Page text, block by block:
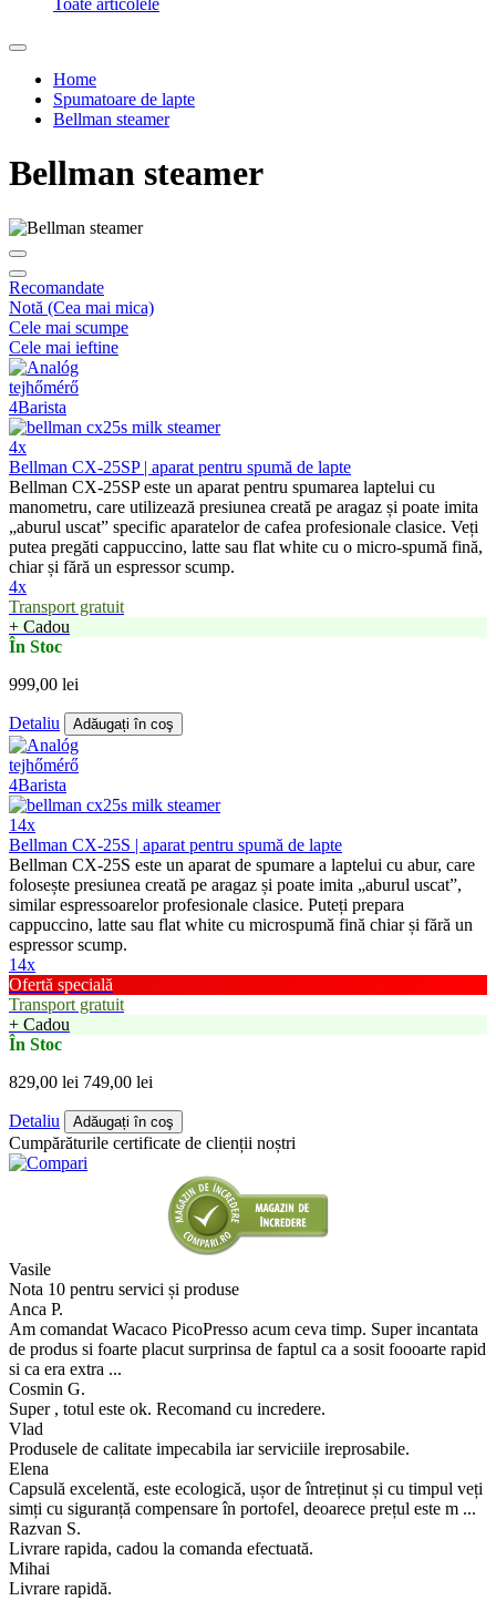
Toate articolele
Home
Spumatoare de lapte
Bellman steamer
Bellman steamer
Recomandate
Notă (Cea mai mica)
Cele mai scumpe
Cele mai ieftine
4x
Bellman CX-25SP | aparat pentru spumă de lapte
Bellman CX-25SP este un aparat pentru spumarea laptelui cu
manometru, care utilizează presiunea creată pe aragaz și poate imita
„aburul uscat” specific aparatelor de cafea profesionale clasice. Veți
putea pregăti cappuccino, latte sau flat white cu o micro-spumă fină,
chiar și fără un espressor scump.
4x
Transport gratuit
+ Cadou
În Stoc
999,00 lei
Detaliu Adăugați în coş
14x
Bellman CX-25S | aparat pentru spumă de lapte
Bellman CX-25S este un aparat de spumare a laptelui cu abur, care
folosește presiunea creată pe aragaz și poate imita „aburul uscat”,
similar espressoarelor profesionale clasice. Puteți prepara
cappuccino, latte sau flat white cu microspumă fină chiar și fără un
espressor scump.
14x
Ofertă specială
Transport gratuit
+ Cadou
În Stoc
829,00 lei 749,00 lei
Detaliu Adăugați în coş
Cumpărăturile certificate de clienții noștri
Vasile
Nota 10 pentru servici și produse
Anca P.
Am comandat Wacaco PicoPresso acum ceva timp. Super incantata
de produs si foarte placut surprinsa de faptul ca a sosit foooarte rapid
si ca era extra ...
Cosmin G.
Super , totul este ok. Recomand cu incredere.
Vlad
Produsele de calitate impecabila iar serviciile ireprosabile.
Elena
Capsulă excelentă, este ecologică, ușor de întreținut și cu timpul veți
simți cu siguranță compensare în portofel, deoarece prețul este m ...
Razvan S.
Livrare rapida, cadou la comanda efectuată.
Mihai
Livrare rapidă.